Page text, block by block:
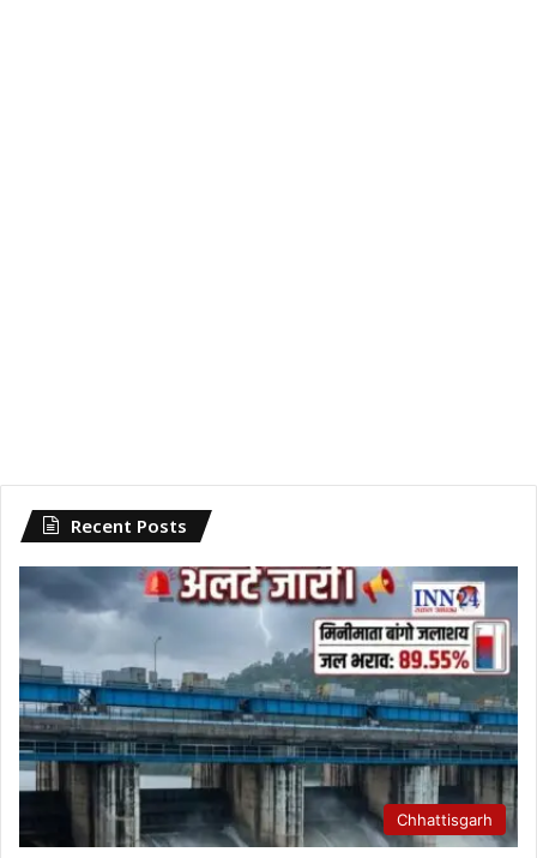
Recent Posts
Chhattisgarh